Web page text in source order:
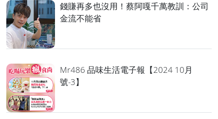
錢賺再多也沒用！蔡阿嘎千萬教訓：公司
金流不能省
Mr486 品味生活電子報【2024 10月
號-3】